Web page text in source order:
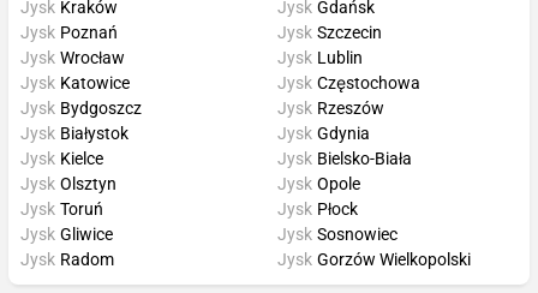
Jysk Kraków
Jysk Poznań
Jysk Wrocław
Jysk Gdańsk
Jysk Szczecin
Jysk Lublin
Jysk Katowice
Jysk Bydgoszcz
Jysk Białystok
Jysk Kielce
Jysk Częstochowa
Jysk Rzeszów
Jysk Gdynia
Jysk Bielsko-Biała
Jysk Olsztyn
Jysk Toruń
Jysk Gliwice
Jysk Radom
Jysk Opole
Jysk Płock
Jysk Sosnowiec
Jysk Gorzów Wielkopolski